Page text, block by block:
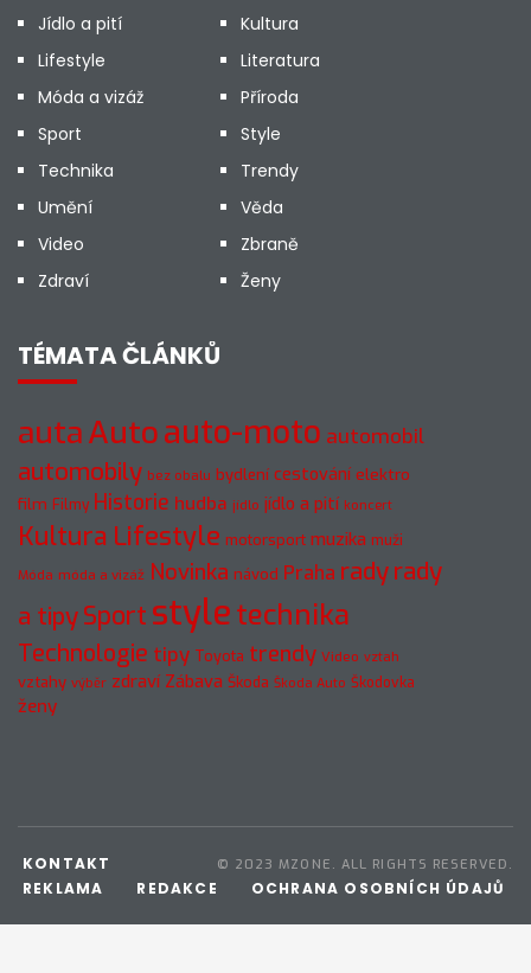
Jídlo a pití
Kultura
Lifestyle
Literatura
Móda a vizáž
Příroda
Sport
Style
Technika
Trendy
Umění
Věda
Video
Zbraně
Zdraví
Ženy
TÉMATA ČLÁNKŮ
autaAutoauto-moto automobil
automobily bez obalu bydlení cestování elektro
film Filmy Historie hudba jídlo jídlo a pití koncert
Kultura Lifestyle motorsport muzika muži
Móda móda a vizáž Novinka návod Praha radyrady
a tipySport styletechnika
Technologie tipy Toyota trendy Video vztah
vztahy výběr zdraví Zábava Škoda Škoda Auto Škodovka
ženy
© 2023 MZONE. ALL RIGHTS RESERVED.
KONTAKT
REKLAMA
REDAKCE OCHRANA OSOBNÍCH ÚDAJŮ